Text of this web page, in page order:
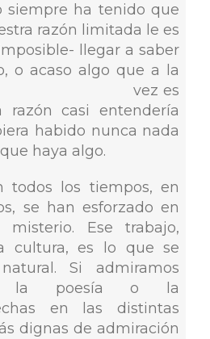
siempre ha tenido que
razón limitada le es
llegar a saber
o acaso algo que a la
vez es
razón casi entendería
habido nunca nada
haya algo.
todos los tiempos, en
se han esforzado en
misterio. Ese trabajo,
cultura, es lo que se
Si admiramos
la poesía o la
en las distintas
dignas de admiración